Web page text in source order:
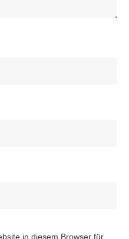
in diesem Browser für